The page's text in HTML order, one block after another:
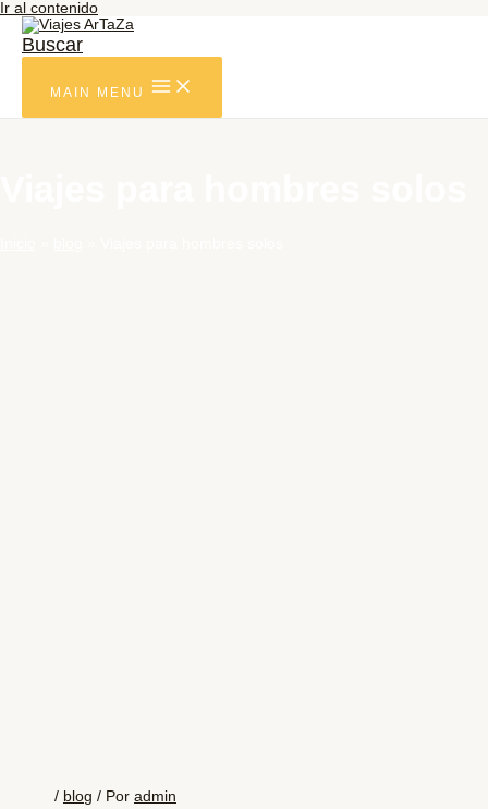
Ir al contenido
Buscar
MAIN MENU
/ blog / Por admin